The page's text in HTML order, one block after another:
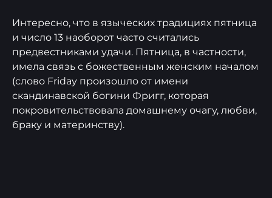
Интересно, что в языческих традициях пятница
и число 13 наоборот часто считались
предвестниками удачи. Пятница, в частности,
имела связь с божественным женским началом
(слово Friday произошло от имени
скандинавской богини Фригг, которая
покровительствовала домашнему очагу, любви,
браку и материнству).